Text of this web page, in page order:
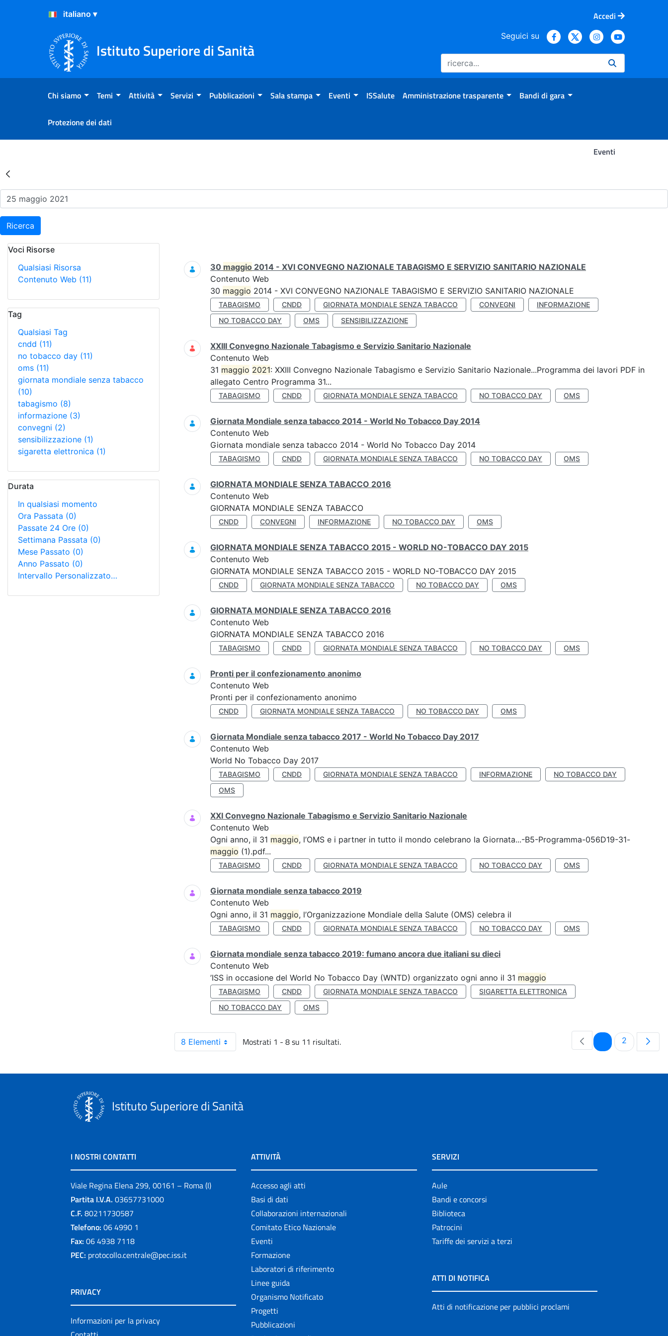
Salta al Contenuto
Salta al Footer
Accedi
Istituto Superiore di Sanità
Seguici su
Chi siamo Temi Attività Servizi Pubblicazioni Sala stampa Eventi ISSalute Amministrazione trasparente Bandi di gara
Protezione dei dati
Eventi
Risultati della Ricerca - Eventi
Ricerca
Voci Risorse
Qualsiasi Risorsa
Contenuto Web (11)
Tag
Qualsiasi Tag
cndd (11)
no tobacco day (11)
oms (11)
giornata mondiale senza tabacco
(10)
tabagismo (8)
informazione (3)
convegni (2)
sensibilizzazione (1)
sigaretta elettronica (1)
Durata
In qualsiasi momento
Ora Passata (0)
Passate 24 Ore (0)
Settimana Passata (0)
Mese Passato (0)
Anno Passato (0)
Intervallo Personalizzato…
Ricerca
30 maggio 2014 - XVI CONVEGNO NAZIONALE TABAGISMO E SERVIZIO SANITARIO NAZIONALE
Contenuto Web
30 maggio 2014 - XVI CONVEGNO NAZIONALE TABAGISMO E SERVIZIO SANITARIO NAZIONALE
TABAGISMO CNDD GIORNATA MONDIALE SENZA TABACCO CONVEGNI
INFORMAZIONE
NO TOBACCO DAY
OMS SENSIBILIZZAZIONE
XXIII Convegno Nazionale Tabagismo e Servizio Sanitario Nazionale
Contenuto Web
31 maggio 2021: XXIII Convegno Nazionale Tabagismo e Servizio Sanitario Nazionale...Programma dei lavori PDF in
allegato Centro Programma 31...
TABAGISMO CNDD GIORNATA MONDIALE SENZA TABACCO NO TOBACCO DAY OMS
Giornata Mondiale senza tabacco 2014 - World No Tobacco Day 2014
Contenuto Web
Giornata mondiale senza tabacco 2014 - World No Tobacco Day 2014
TABAGISMO CNDD GIORNATA MONDIALE SENZA TABACCO NO TOBACCO DAY OMS
GIORNATA MONDIALE SENZA TABACCO 2016
Contenuto Web
GIORNATA MONDIALE SENZA TABACCO
CNDD CONVEGNI INFORMAZIONE NO TOBACCO DAY OMS
GIORNATA MONDIALE SENZA TABACCO 2015 - WORLD NO-TOBACCO DAY 2015
Contenuto Web
GIORNATA MONDIALE SENZA TABACCO 2015 - WORLD NO-TOBACCO DAY 2015
CNDD GIORNATA MONDIALE SENZA TABACCO NO TOBACCO DAY OMS
GIORNATA MONDIALE SENZA TABACCO 2016
Contenuto Web
GIORNATA MONDIALE SENZA TABACCO 2016
TABAGISMO CNDD GIORNATA MONDIALE SENZA TABACCO NO TOBACCO DAY OMS
Pronti per il confezionamento anonimo
Contenuto Web
Pronti per il confezionamento anonimo
CNDD GIORNATA MONDIALE SENZA TABACCO NO TOBACCO DAY OMS
Giornata Mondiale senza tabacco 2017 - World No Tobacco Day 2017
Contenuto Web
World No Tobacco Day 2017
TABAGISMO CNDD GIORNATA MONDIALE SENZA TABACCO INFORMAZIONE
NO TOBACCO DAY
OMS
XXI Convegno Nazionale Tabagismo e Servizio Sanitario Nazionale
Contenuto Web
Ogni anno, il 31 maggio, l’OMS e i partner in tutto il mondo celebrano la Giornata...-B5-Programma-056D19-31-
maggio (1).pdf...
TABAGISMO CNDD GIORNATA MONDIALE SENZA TABACCO NO TOBACCO DAY OMS
Giornata mondiale senza tabacco 2019
Contenuto Web
Ogni anno, il 31 maggio, l’Organizzazione Mondiale della Salute (OMS) celebra il
TABAGISMO CNDD GIORNATA MONDIALE SENZA TABACCO NO TOBACCO DAY OMS
Giornata mondiale senza tabacco 2019: fumano ancora due italiani su dieci
Contenuto Web
’ISS in occasione del World No Tobacco Day (WNTD) organizzato ogni anno il 31 maggio
TABAGISMO CNDD GIORNATA MONDIALE SENZA TABACCO
SIGARETTA ELETTRONICA
NO TOBACCO DAY
OMS
8 Elementi Mostrati 1 - 8 su 11 risultati. PaginaPagina
2
Istituto Superiore di Sanità
I NOSTRI CONTATTI
Viale Regina Elena 299, 00161 – Roma (I)
Partita I.V.A. 03657731000
C.F. 80211730587
Telefono: 06 4990 1
Fax: 06 4938 7118
PEC: protocollo.centrale@pec.iss.it
PRIVACY
Informazioni per la privacy
ATTIVITÀ
Accesso agli atti
Basi di dati
Collaborazioni internazionali
Comitato Etico Nazionale
Eventi
Formazione
Laboratori di riferimento
Linee guida
Organismo Notificato
Progetti
Pubblicazioni
SERVIZI
Aule
Bandi e concorsi
Biblioteca
Patrocini
Tariffe dei servizi a terzi
ATTI DI NOTIFICA
Atti di notificazione per pubblici proclami